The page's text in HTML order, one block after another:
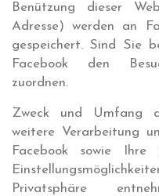
Benützung dieser
Adresse) werden an
gespeichert. Sind Sie
Facebook den
zuordnen.
Zweck und Umfang
weitere Verarbeitung
Facebook sowie Ihre
Privatsphäre